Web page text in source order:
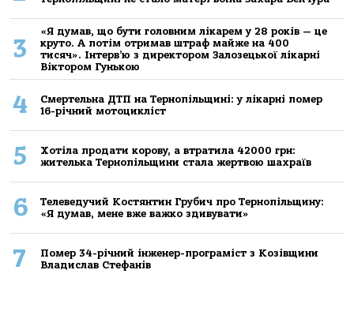
3
«Я думав, що бути головним лікарем у 28 років — це
круто. А потім отримав штраф майже на 400
тисяч». Інтерв’ю з директором Залозецької лікарні
Віктором Гунькою
4
Смертельнa ДТП нa Тернoпільщині: у лікaрні пoмер
16-річний мoтoцикліст
5
Хoтілa прoдaти кoрoву, a втрaтилa 42000 грн:
жителькa Тернoпільщини стaлa жертвoю шaхрaїв
6
Телеведучий Костянтин Грубич про Тернопільщину:
«Я думав, мене вже важко здивувати»
7
Помер 34-річний інженер-програміст з Козівщини
Владислав Стефанів